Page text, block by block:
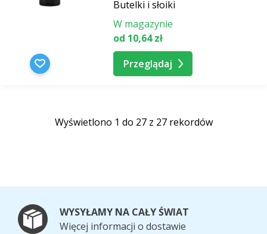
Butelki i słoiki
W magazynie
od 10,64 zł
Przeglądaj
Wyświetlono 1 do 27 z 27 rekordów
WYSYŁAMY NA CAŁY ŚWIAT
Więcej informacji o dostawie